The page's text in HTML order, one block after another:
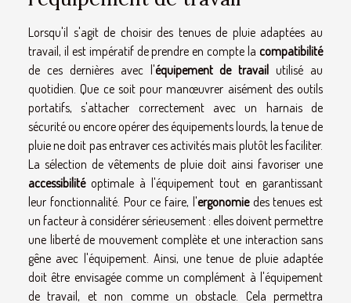
Lorsqu'il s'agit de choisir des tenues de pluie adaptées au
travail, il est impératif de prendre en compte la compatibilité
de ces dernières avec l'équipement de travail utilisé au
quotidien. Que ce soit pour manœuvrer aisément des outils
portatifs, s'attacher correctement avec un harnais de
sécurité ou encore opérer des équipements lourds, la tenue de
pluie ne doit pas entraver ces activités mais plutôt les faciliter.
La sélection de vêtements de pluie doit ainsi favoriser une
accessibilitéoptimale à l'équipement tout en garantissant
leur fonctionnalité. Pour ce faire, l'ergonomiedes tenues est
un facteur à considérer sérieusement : elles doivent permettre
une liberté de mouvement complète et une interaction sans
gêne avec l'équipement. Ainsi, une tenue de pluie adaptée
doit être envisagée comme un complément à l'équipement
de travail, et non comme un obstacle. Cela permettra